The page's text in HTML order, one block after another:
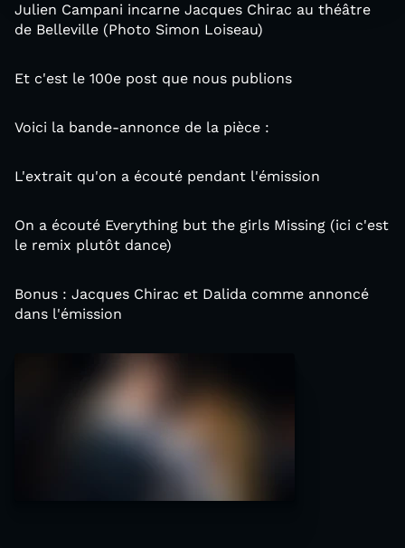
Julien Campani incarne Jacques Chirac au théâtre
de Belleville (Photo Simon Loiseau)
Et c'est le 100e post que nous publions
Voici la bande-annonce de la pièce :
L'extrait qu'on a écouté pendant l'émission
On a écouté Everything but the girls Missing (ici c'est
le remix plutôt dance)
Bonus : Jacques Chirac et Dalida comme annoncé
dans l'émission